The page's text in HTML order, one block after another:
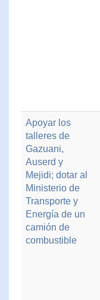
Apoyar los
talleres de
Gazuani,
Auserd y
Mejidi; dotar al
Ministerio de
Transporte y
Energía de un
camión de
combustible